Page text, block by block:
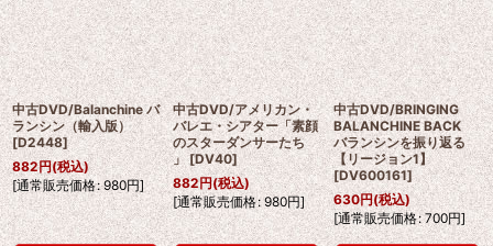
中古DVD/Balanchine バ
ランシン（輸入版）
[D2448]
882円(税込)
[通常販売価格: 980円]
中古DVD/アメリカン・
バレエ・シアター「素顔
のスターダンサーたち
」 [DV40]
882円(税込)
[通常販売価格: 980円]
中古DVD/BRINGING
BALANCHINE BACK
バランシンを振り返る
【リージョン1】
[DV600161]
630円(税込)
[通常販売価格: 700円]